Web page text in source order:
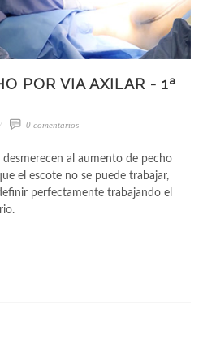
POR VIA AXILAR - 1ª
0 comentarios
al aumento de pecho
el escote no se puede trabajar,
perfectamente trabajando el